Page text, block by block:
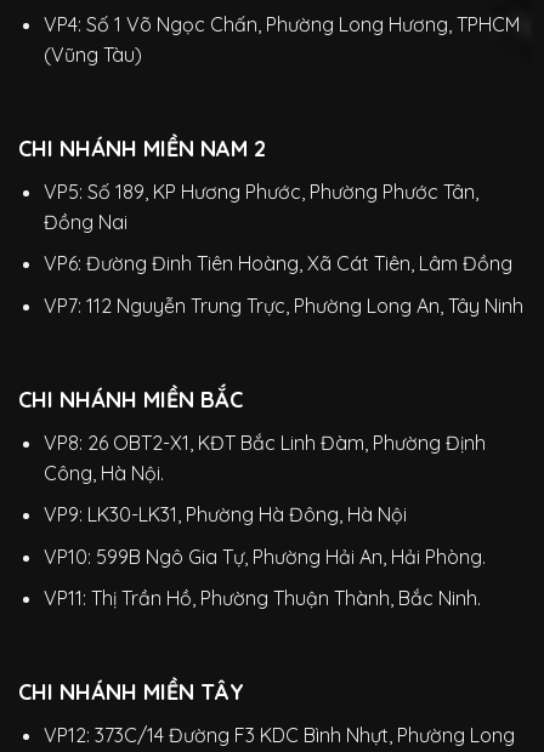
VP4: Số 1 Võ Ngọc Chấn, Phường Long Hương, TPHCM
(Vũng Tàu)
CHI NHÁNH MIỀN NAM 2
VP5: Số 189, KP Hương Phước, Phường Phước Tân,
Đồng Nai
VP6: Đường Đinh Tiên Hoàng, Xã Cát Tiên, Lâm Đồng
VP7: 112 Nguyễn Trung Trực, Phường Long An, Tây Ninh
CHI NHÁNH MIỀN BẮC
VP8: 26 OBT2-X1, KĐT Bắc Linh Đàm, Phường Định
Công, Hà Nội.
VP9: LK30-LK31, Phường Hà Đông, Hà Nội
VP10: 599B Ngô Gia Tự, Phường Hải An, Hải Phòng.
VP11: Thị Trần Hồ, Phường Thuận Thành, Bắc Ninh.
CHI NHÁNH MIỀN TÂY
VP12: 373C/14 Đường F3 KDC Bình Nhựt, Phường Long